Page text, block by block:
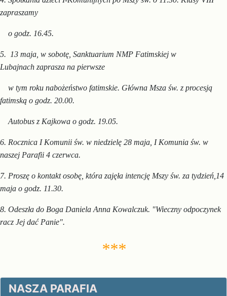
zapraszamy
o godz. 16.45.
5.
13 maja, w sobotę, Sanktuarium NMP Fatimskiej w
Lubajnach zaprasza na pierwsze
w tym roku nabożeństwo fatimskie. Główna Msza św. z procesją
fatimską o godz. 20.00.
Autobus z Kajkowa o godz. 19.05.
6. Rocznica I Komunii św. w niedzielę 28 maja, I Komunia św. w
naszej Parafii 4 czerwca.
7. Proszę o kontakt osobę, która zajęła intencję Mszy św. za tydzień,14
maja o godz. 11.30.
8. Odeszła do Boga Daniela Anna Kowalczuk. "Wieczny odpoczynek
racz Jej dać Panie".
***
NASZA PARAFIA